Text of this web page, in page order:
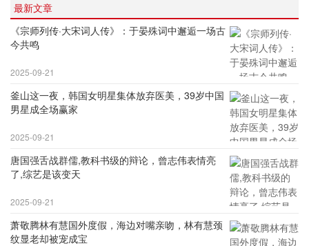
最新文章
《宗师列传·大宋词人传》：于晏殊词中邂逅一场古
今共鸣
2025-09-21
釜山这一夜，韩国女明星集体放弃医美，39岁中国
男星成全场赢家
2025-09-21
唐国强舌战群儒,教科书级的辩论，曾志伟表情亮
了,综艺是该变天
2025-09-21
萧敬腾林有慧国外度假，海边对嘴亲吻，林有慧颈
纹显老却被宠成宝